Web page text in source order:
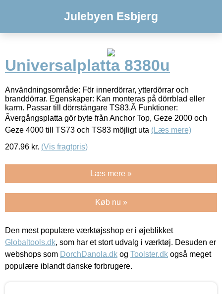
Julebyen Esbjerg
Universalplatta 8380u
Användningsområde: För innerdörrar, ytterdörrar och
branddörrar. Egenskaper: Kan monteras på dörrblad eller
karm. Passar till dörrstängare TS83.Â Funktioner:
Ãvergångsplatta gör byte från Anchor Top, Geze 2000 och
Geze 4000 till TS73 och TS83 möjligt uta (Læs mere)
207.96 kr. (Vis fragtpris)
Læs mere »
Køb nu »
Den mest populære værktøjsshop er i øjeblikket
Globaltools.dk, som har et stort udvalg i værktøj. Desuden er
webshops som DorchDanola.dk og Toolster.dk også meget
populære iblandt danske forbrugere.